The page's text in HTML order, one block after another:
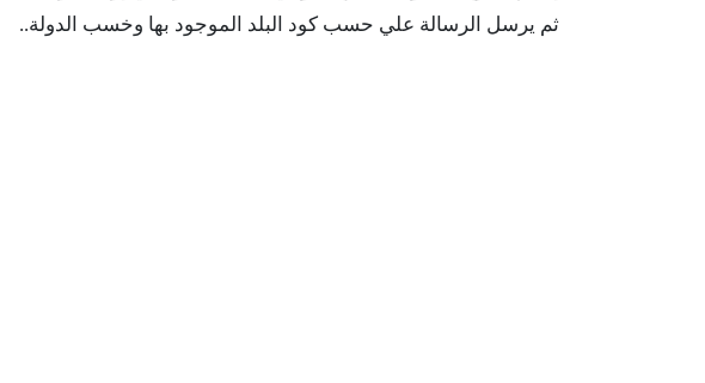
ثم يرسل الرسالة علي حسب كود البلد الموجود بها وخسب الدولة..